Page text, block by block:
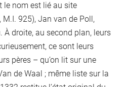
le nom est lié au site
M.I. 925), Jan van de Poll,
À droite, au second plan, leurs
ce sont leurs
pères – qu’on lit sur une
de Waal ; même liste sur la